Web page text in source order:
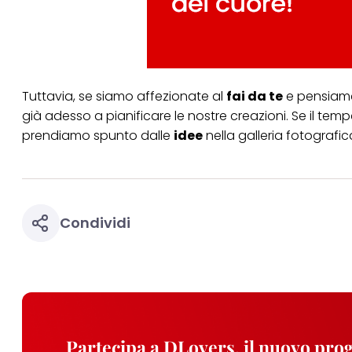
Tuttavia, se siamo affezionate al fai da tee
già adesso a pianificare le nostre creazioni. Se il
prendiamo spunto dalle ideenella galleria
Condividi
Partecipa a DLovers, il nuovo
Puoi trovare
collegata nel piè
qualsiasi
periodo di
Se fai clic su
per uno o più
tuoi dati personali